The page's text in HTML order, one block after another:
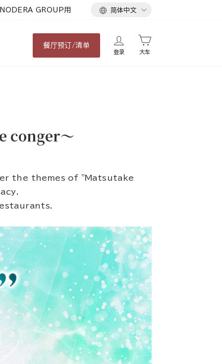
GROUP用
语
简体中文
餐厅预订/清单
登录 大车
conger～
the themes of "Matsutake